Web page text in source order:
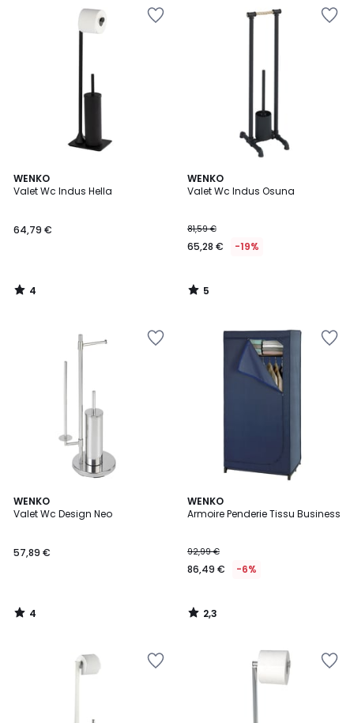
WENKO
Valet Wc Indus Hella
64,79 €
4
/
4
/
WENKO
Valet Wc Indus Osuna
81,59 €
65,28 € -19%
5
/
5
/
WENKO
Valet Wc Design Neo
57,89 €
4
/
4
/
WENKO
Armoire Penderie Tissu Business
92,99 €
86,49 € -6%
2,3
/ 5
2,3
/